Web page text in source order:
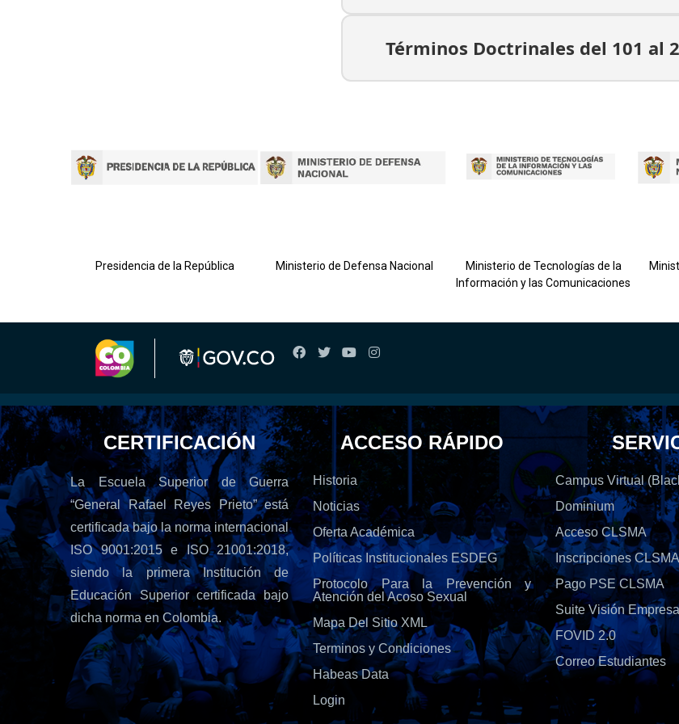
Términos Doctrinales del 101 al
Presidencia de la República
Ministerio de Defensa Nacional
Ministerio de Tecnologías de la
Información y las Comunicaciones
CERTIFICACIÓN
La Escuela Superior de Guerra
“General Rafael Reyes Prieto” está
certificada bajo la norma internacional
ISO 9001:2015 e ISO 21001:2018,
siendo la primera Institución de
Educación Superior certificada bajo
dicha norma en Colombia.
ACCESO RÁPIDO
Historia
Noticias
Oferta Académica
Políticas Institucionales ESDEG
Protocolo Para la Prevención y
Atención del Acoso Sexual
Mapa Del Sitio XML
Terminos y Condiciones
Habeas Data
Login
Campus Virtual
Dominium
Acceso CLSMA
Inscripciones CLSMA
Pago PSE CLSMA
Suite Visión
FOVID 2.0
Correo Estudiantes